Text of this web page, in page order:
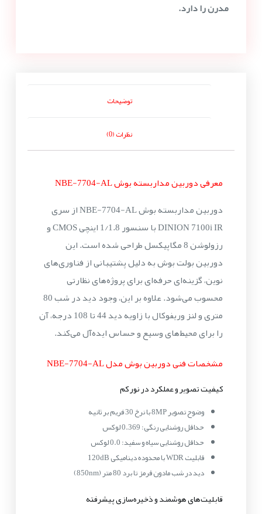
مدرن را دارد.
توضیحات
نظرات (0)
معرفی دوربین مداربسته بوش NBE-7704-AL
دوربین مداربسته بوش NBE-7704-AL از سری
DINION 7100i IR با سنسور 1/1.8 اینچی CMOS و
رزولوشن 8 مگاپیکسل طراحی شده است. این
دوربین بولت بوش به دلیل پشتیبانی از فناوری‌های
نوین، گزینه‌ای حرفه‌ای برای پروژه‌های نظارتی
محسوب می‌شود. علاوه بر این، وجود دید در شب 80
متری و لنز وریفوکال با زاویه دید 44 تا 108 درجه، آن
را برای محیط‌های وسیع و حساس ایده‌آل می‌کند.
مشخصات فنی دوربین بوش مدل NBE-7704-AL
کیفیت تصویر و عملکرد در نور کم
وضوح تصویر 8MP با نرخ 30 فریم بر ثانیه
حداقل روشنایی رنگی: 0.369 لوکس
حداقل روشنایی سیاه و سفید: 0.0 لوکس
قابلیت WDR با محدوده دینامیکی 120dB
دید در شب مادون قرمز تا برد 80 متر (850nm)
قابلیت‌های هوشمند و ذخیره‌سازی پیشرفته